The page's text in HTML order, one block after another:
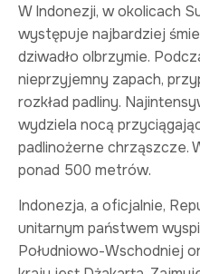
W Indonezji, w okolicach
występuje najbardziej
dziwadło olbrzymie.
nieprzyjemny zapach,
rozkład padliny.
wydziela nocą
padlinożerne chrząszcze.
ponad 500 metrów.
Indonezja, a oficjalnie,
unitarnym państwem
Południowo-Wschodniej